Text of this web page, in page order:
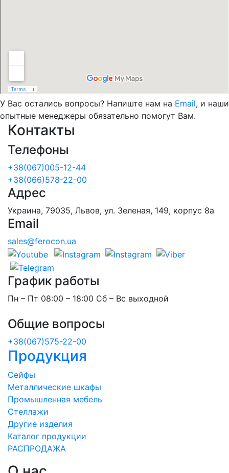
У Вас остались вопросы? Напиште нам на Email, и наши
опытные менеджеры обязательно помогут Вам.
Контакты
Телефоны
+38(067)005-12-44
+38(066)578-22-00
Адрес
Украина, 79035, Львов, ул. Зеленая, 149, корпус 8а
Email
sales@ferocon.ua
График работы
Пн – Пт 08:00 – 18:00 Сб – Вс выходной
Общие вопросы
+38(067)575-22-00
Продукция
Сейфы
Металлические шкафы
Промышленная мебель
Стеллажи
Другие изделия
Каталог продукции
РАСПРОДАЖА